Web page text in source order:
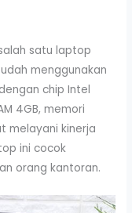
satu laptop
menggunakan
chip Intel
4GB, memori
melayani kinerja
ini cocok
orang kantoran.